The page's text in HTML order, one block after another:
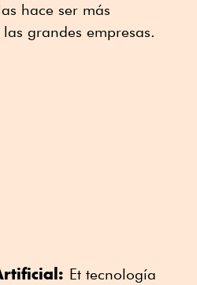
hace ser más
grandes empresas.
Et tecnología